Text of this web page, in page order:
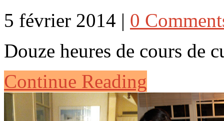
5 février 2014 | 0
Douze heures de cours de
Continue Reading